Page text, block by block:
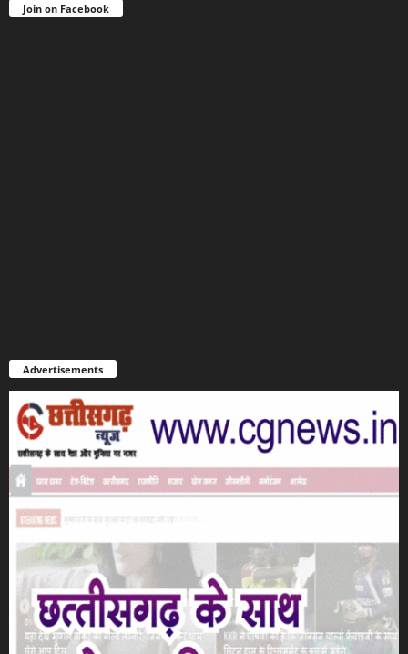
Join on Facebook
Advertisements